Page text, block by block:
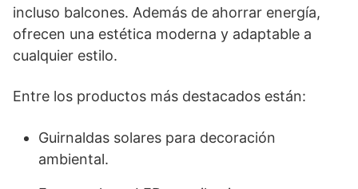
incluso balcones. Además de ahorrar energía,
ofrecen una estética moderna y adaptable a
cualquier estilo.
Entre los productos más destacados están:
Guirnaldas solares para decoración
ambiental.